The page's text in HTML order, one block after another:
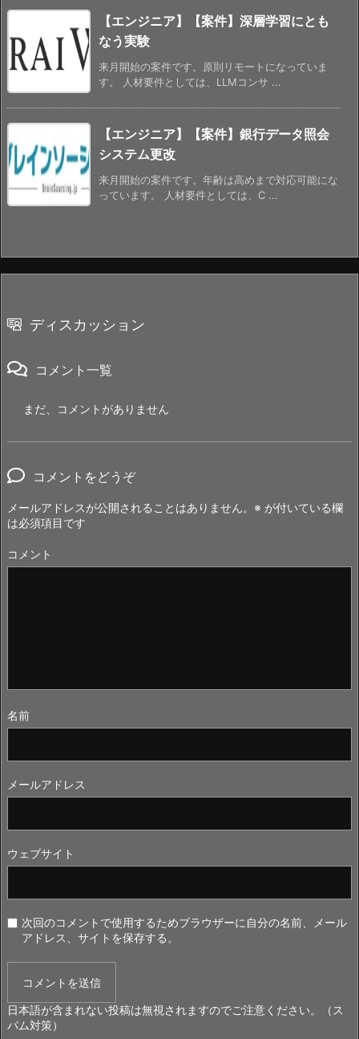
【エンジニア】【案件】深層学習にとも
なう実験
来月開始の案件です。原則リモートになっていま
す。 人材要件としては、LLMコンサ ...
【エンジニア】【案件】銀行データ照会
システム更改
来月開始の案件です。年齢は高めまで対応可能にな
っています。 人材要件としては、C ...
ディスカッション
コメント一覧
まだ、コメントがありません
コメントをどうぞ
メールアドレスが公開されることはありません。 ※ が付いている欄
は必須項目です
コメント
名前
メールアドレス
ウェブサイト
次回のコメントで使用するためブラウザーに自分の名前、メール
アドレス、サイトを保存する。
日本語が含まれない投稿は無視されますのでご注意ください。（ス
パム対策）